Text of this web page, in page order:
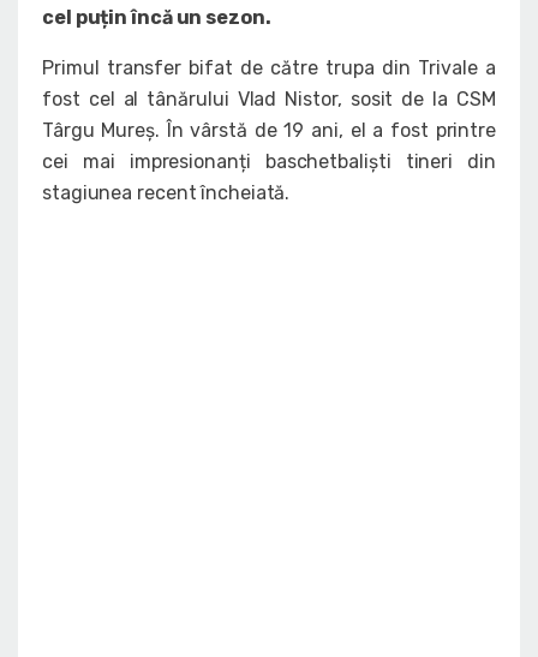
cel puțin încă un sezon.
Primul transfer bifat de către trupa din Trivale a
fost cel al tânărului Vlad Nistor, sosit de la CSM
Târgu Mureș. În vârstă de 19 ani, el a fost printre
cei mai impresionanți baschetbaliști tineri din
stagiunea recent încheiată.